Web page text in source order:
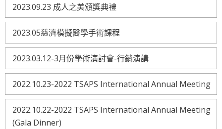
2023.09.23 成人之美頒獎典禮
2023.05慈濟模擬醫學手術課程
2023.03.12-3月份學術演討會-行銷演講
2022.10.23-2022 TSAPS International Annual Meeting
2022.10.22-2022 TSAPS International Annual Meeting
(Gala Dinner)